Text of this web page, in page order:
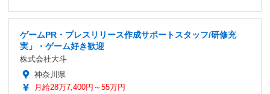
ゲームPR・プレスリリース作成サポートスタッフ/研修充
実」・ゲーム好き歓迎
株式会社大斗
神奈川県
月給28万7,400円～55万円